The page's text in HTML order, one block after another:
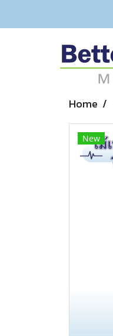
Home
New